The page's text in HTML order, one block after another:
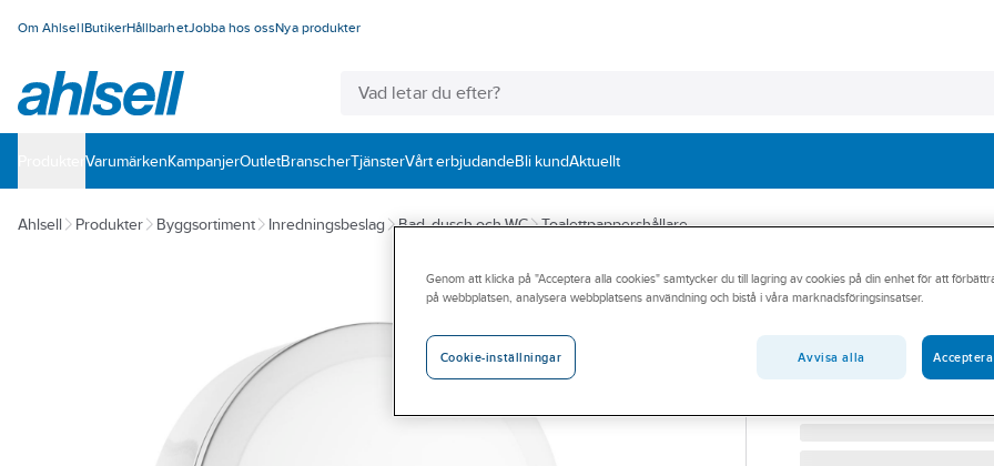
Om AhlsellButikerHållbarhetJobba hos ossNya produkter
VarumärkenKampanjerOutletBranscherTjänsterVårt erbjudandeBli kundAktuellt
Ahlsell Produkter Byggsortiment Inredningsbeslag Bad, dusch och WC Toalettpappershållare
KATRIN
Artikelnummer:
459017
997016
Genom att klicka på "Acceptera alla cookies" samtycker du till lagring av cookies på din enhet för att
på webbplatsen, analysera webbplatsens användning och bistå i våra marknadsföringsinsatser.
Cookie-inställningar Avvisa alla